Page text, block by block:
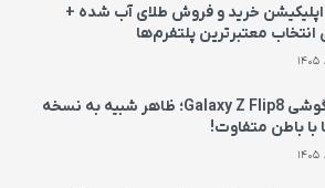
اپلیکیشن خرید و فروش طلای آب شده +
انتخاب معتبرترین پلتفرم‌ها
بررسی گوشی Galaxy Z Flip8؛ ظاهر شبیه به نسخه
با باطن متفاوت!